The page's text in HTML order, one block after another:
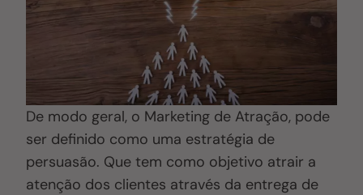
De modo geral, o Marketing de Atração, pode
ser definido como uma estratégia de
persuasão. Que tem como objetivo atrair a
atenção dos clientes através da entrega de